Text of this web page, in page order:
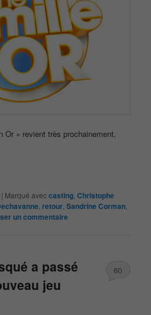
Or » revient très prochainement,
| Marqué aveccasting ,Christophe
retour ,Sandrine Corman
un commentaire
a passé
jeu
60